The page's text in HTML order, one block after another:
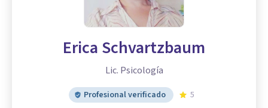
Erica Schvartzbaum
Lic. Psicología
Profesional verificado 5